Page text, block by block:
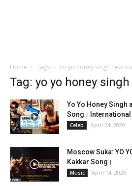
Home Tags Yo yo honey singh new
Tag: yo yo honey
Yo Yo Honey Singh
Song।
Celeb April 24, 2020
Moscow Suka: YO
Kakkar Song।
Music April 14, 2020